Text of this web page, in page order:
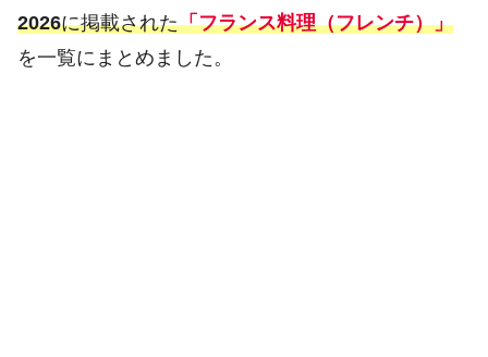
2026に掲載された「フランス料理（フレンチ）」
を一覧にまとめました。